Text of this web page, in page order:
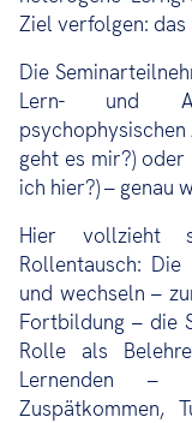
Ziel verfolgen:
Die
Lern- und
geht es mir?)
ich hier?) – genau
Hier vollzieht
Rollentausch:
und wechseln –
Fortbildung – die
Rolle als
Lernenden –
Zuspätkommen,